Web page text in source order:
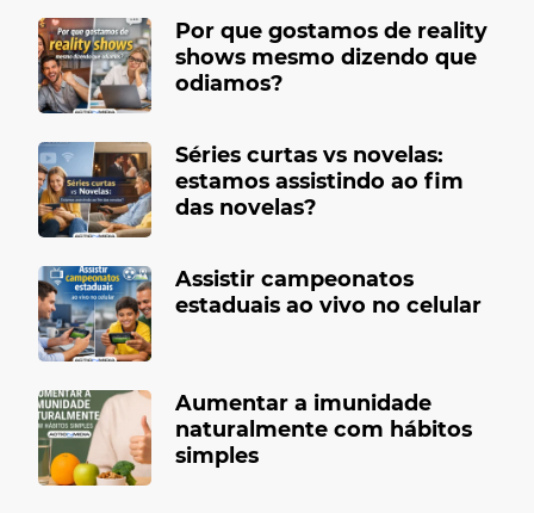
Por que gostamos de reality
shows mesmo dizendo que
odiamos?
Séries curtas vs novelas:
estamos assistindo ao fim
das novelas?
Assistir campeonatos
estaduais ao vivo no celular
Aumentar a imunidade
naturalmente com hábitos
simples